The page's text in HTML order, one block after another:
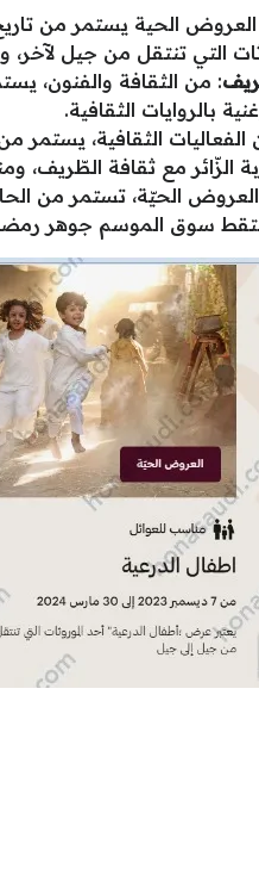
التي تنتقل من جيل لآخر،
بالروايات الثقافية.
مع ثقافة الطّريف،
سوق الموسم جوهر